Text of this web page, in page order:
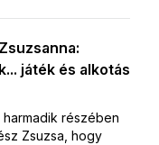
játék és alkotás
részében
Zsuzsa, hogy